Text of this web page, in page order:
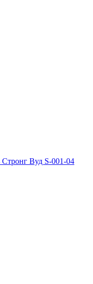
Вуд S-001-04